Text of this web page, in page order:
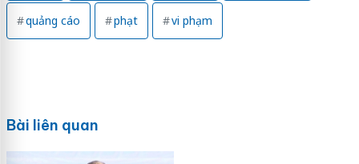
quảng cáo phạt vi phạm
Bài liên quan